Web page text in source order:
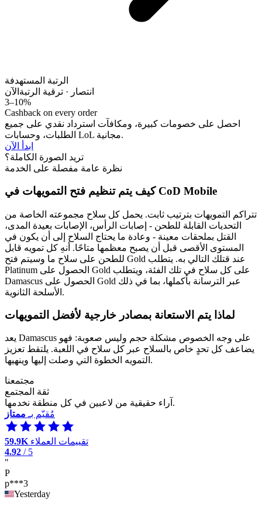
الرتبة المستهدفة
انتصار · ترقية الرتبة الآن
3–10%
Cashback on every order
احصل على خصومات كبيرة، ومكافآت استرداد نقدي على جميع
الطلبات، وحسابات LoL مجانية.
ابدأ الآن
تريد الصورة الكاملة؟
نظرة عامة مفصلة على الخدمة
كيف يتم تنظيم فتح التمويهات في CoD Mobile
تتراكم التمويهات بترتيب ثابت. يحمل كل سلاح مجموعته الخاصة من
التحديات القابلة للطحن - إصابات الرأس، الإصابات بعيدة المدى،
القتل بملحقات معينة - وعادة ما يحتاج السلاح إلى أن يكون في
المستوى الأقصى قبل أن يصبح معظمها متاحًا. أنهِ كل تمويه قابل
للطحن على سلاح ما وسيتم فتح Gold عند قتلك التالي به. يتطلب
Platinum الحصول على Gold على كل سلاح في تلك الفئة، ويتطلب
Damascus الحصول على Gold عبر الترسانة بأكملها، بما في ذلك
الأسلحة الثانوية.
لماذا يتم الاستعانة بمصادر خارجية لأفضل التمويهات
يعد Damascus على وجه الخصوص مشكلة حجم وليس صعوبة: فهو
يضاعف كل تحدٍ خاص بالسلاح عبر كل سلاح في اللعبة. يلتقط تعزيز
التمويه الخطوة التي وصلت إليها وينهيها.
مجتمعنا
ثقة المجتمع
آراء حقيقية من لاعبين في كل منطقة نخدمها.
مُقيّم بـ ممتاز
59.9K تقييمات العملاء
4.92 / 5
"
P
p***3
Yesterday